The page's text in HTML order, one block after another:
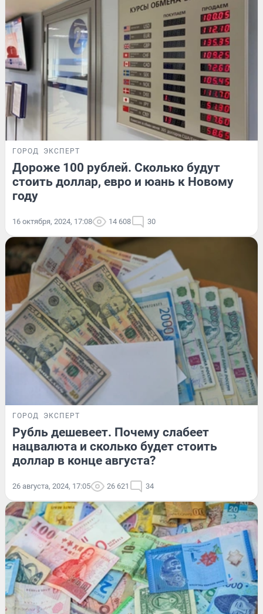
ГОРОД ЭКСПЕРТ
Дороже 100 рублей. Сколько будут
стоить доллар, евро и юань к Новому
году
16 октября, 2024, 17:08 14 608 30
ГОРОД ЭКСПЕРТ
Рубль дешевеет. Почему слабеет
нацвалюта и сколько будет стоить
доллар в конце августа?
26 августа, 2024, 17:05 26 621 34